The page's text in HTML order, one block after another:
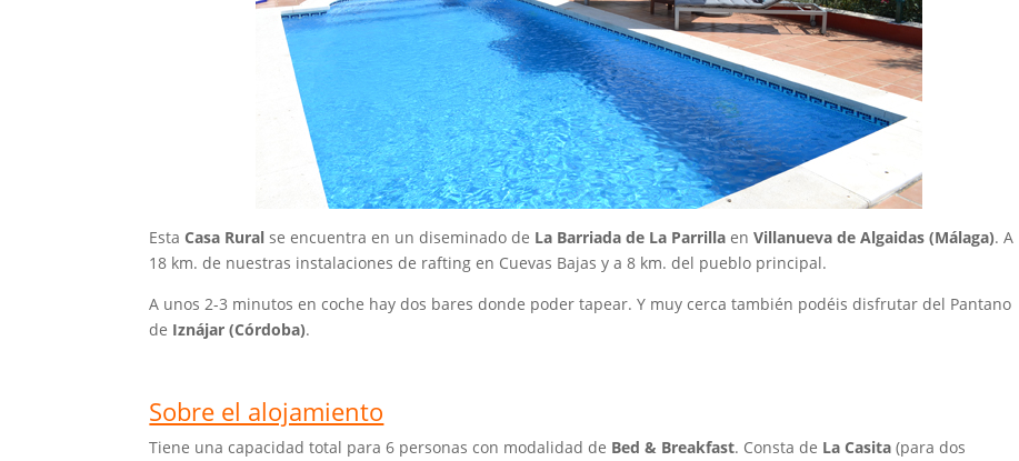
EstaCasa Rural se encuentra en un diseminado de La Barriada de La Parrilla enVillanueva de Algaidas (Málaga). A
18 km. de nuestras instalaciones de rafting en Cuevas Bajas y a 8 km. del pueblo principal.
A unos 2-3 minutos en coche hay dos bares donde poder tapear. Y muy cerca también podéis disfrutar del Pantano
de Iznájar (Córdoba).
Sobre el alojamiento
Tiene una capacidad total para 6 personas con modalidad de Bed & Breakfast. Consta de La Casita (para dos